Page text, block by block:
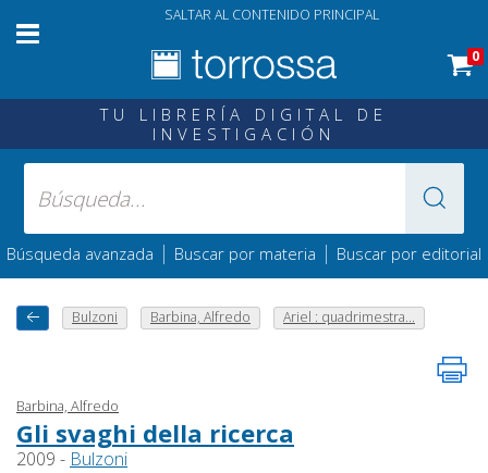
SALTAR AL CONTENIDO PRINCIPAL
0
TU LIBRERÍA DIGITAL DE
INVESTIGACIÓN
Búsqueda avanzada | Buscar por materia | Buscar por editorial
Bulzoni Barbina, Alfredo Ariel : quadrimestra...
Barbina, Alfredo
Gli svaghi della ricerca
2009 - Bulzoni